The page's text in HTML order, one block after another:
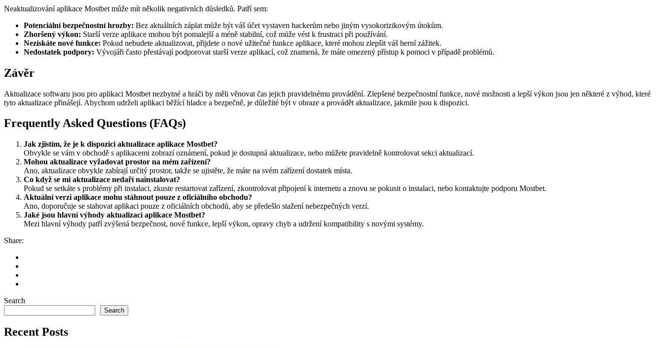
Neaktualizování aplikace Mostbet může mít několik negativních důsledků. Patří sem:
Potenciální bezpečnostní hrozby: Bez aktuálních záplat může být váš účet vystaven hackerům nebo jiným vysokorizikovým útokům.
Zhoršený výkon: Starší verze aplikace mohou být pomalejší a méně stabilní, což může vést k frustraci při používání.
Nezískáte nové funkce: Pokud nebudete aktualizovat, přijdete o nové užitečné funkce aplikace, které mohou zlepšit váš herní zážitek.
Nedostatek podpory: Vývojáři často přestávají podporovat starší verze aplikací, což znamená, že máte omezený přístup k pomoci v případě problémů.
Závěr
Aktualizace softwaru jsou pro aplikaci Mostbet nezbytné a hráči by měli věnovat čas jejich pravidelnému provádění. Zlepšené bezpečnostní funkce, nové možnosti a lepší výkon jsou jen některé z výhod, které
tyto aktualizace přinášejí. Abychom udrželi aplikaci běžící hladce a bezpečně, je důležité být v obraze a provádět aktualizace, jakmile jsou k dispozici.
Frequently Asked Questions (FAQs)
Jak zjistím, že je k dispozici aktualizace aplikace Mostbet?
Obvykle se vám v obchodě s aplikacemi zobrazí oznámení, pokud je dostupná aktualizace, nebo můžete pravidelně kontrolovat sekci aktualizací.
Mohou aktualizace vyžadovat prostor na mém zařízení?
Ano, aktualizace obvykle zabírají určitý prostor, takže se ujistěte, že máte na svém zařízení dostatek místa.
Co když se mi aktualizace nedaří nainstalovat?
Pokud se setkáte s problémy při instalaci, zkuste restartovat zařízení, zkontrolovat připojení k internetu a znovu se pokusit o instalaci, nebo kontaktujte podporu Mostbet.
Aktuální verzi aplikace mohu stáhnout pouze z oficiálního obchodu?
Ano, doporučuje se stahovat aplikaci pouze z oficiálních obchodů, aby se předešlo stažení nebezpečných verzí.
Jaké jsou hlavní výhody aktualizací aplikace Mostbet?
Mezi hlavní výhody patří zvýšená bezpečnost, nové funkce, lepší výkon, opravy chyb a udržení kompatibility s novými systémy.
Share:
Search
Search
Recent Posts